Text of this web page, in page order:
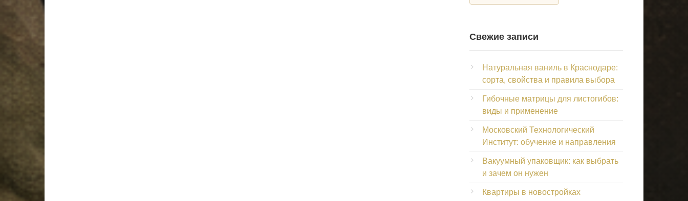
Свежие записи
Натуральная ваниль в Краснодаре:
сорта, свойства и правила выбора
Гибочные матрицы для листогибов:
виды и применение
Московский Технологический
Институт: обучение и направления
Вакуумный упаковщик: как выбрать
и зачем он нужен
Квартиры в новостройках